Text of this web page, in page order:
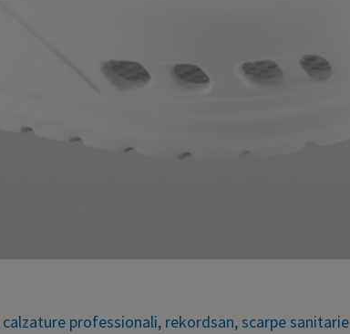
calzature professionali, rekordsan,scarpe sanitarie